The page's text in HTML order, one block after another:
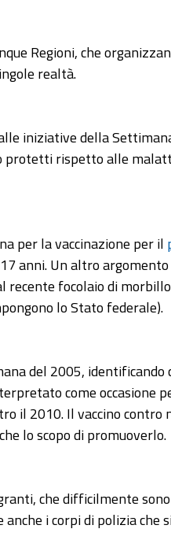
Regioni, che
realtà.
iniziative della
protetti rispetto alle
per la vaccinazione per il
anni. Un altro
recente focolaio di
lo Stato federale).
del 2005,
come occasione
il 2010. Il vaccino contro
lo scopo di promuoverlo.
che difficilmente
i corpi di polizia che